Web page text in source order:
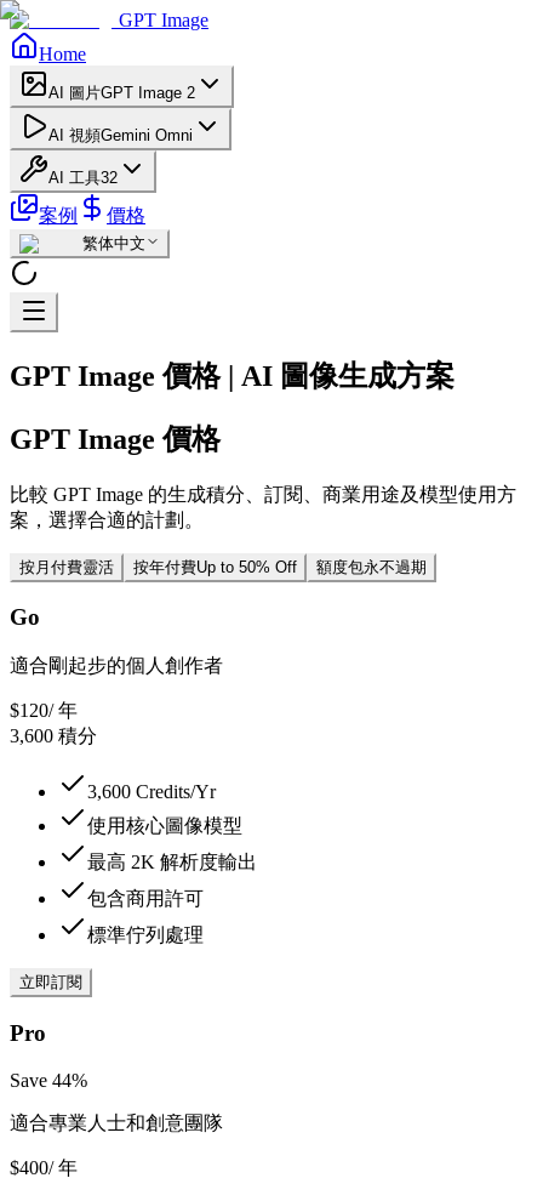
GPT Image
Home
AI 圖片GPT Image 2
AI 視頻Gemini Omni
AI 工具32
案例 價格
繁体中文
GPT Image 價格 | AI 圖像生成方案
GPT Image 價格
比較 GPT Image 的生成積分、訂閱、商業用途及模型使用方
案，選擇合適的計劃。
按月付費靈活 按年付費Up to 50% Off 額度包永不過期
Go
適合剛起步的個人創作者
$120/ 年
3,600 積分
3,600 Credits/Yr
使用核心圖像模型
最高 2K 解析度輸出
包含商用許可
標準佇列處理
立即訂閱
Pro
Save 44%
適合專業人士和創意團隊
$400/ 年